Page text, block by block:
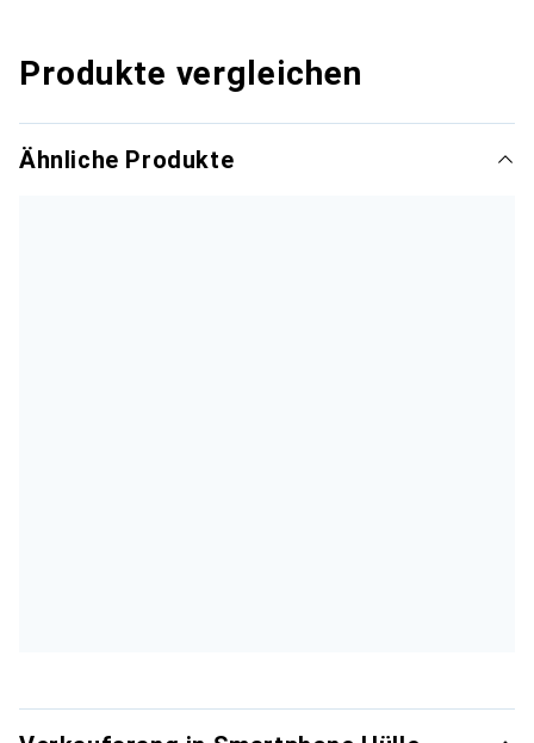
Produkte vergleichen
Ähnliche Produkte